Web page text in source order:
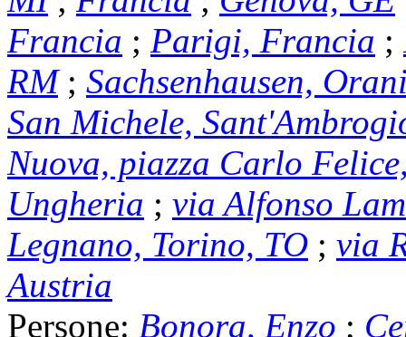
Francia ; Parigi, Francia ;
RM; Sachsenhausen,
San Michele,
Nuova, piazza Carlo
Ungheria ; via Alfonso
Legnano, Torino, TO ; via
Austria
Persone: Bonora, Enzo ;